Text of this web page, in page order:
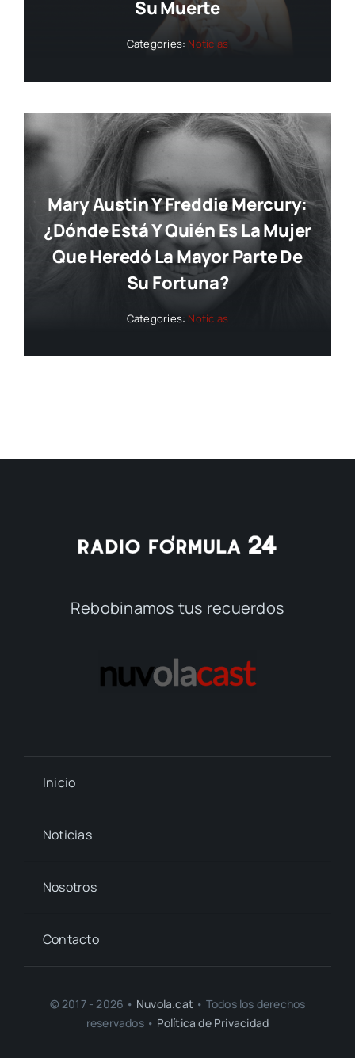
Su Muerte
Categories: Noticias
Mary Austin Y Freddie Mercury:
¿dónde Está Y Quién Es La Mujer
Que Heredó La Mayor Parte De
Su Fortuna?
Categories: Noticias
Rebobinamos tus recuerdos
Inicio
Noticias
Nosotros
Contacto
© 2017 - 2026 • Nuvola.cat • Todos los derechos
reservados • Política de Privacidad